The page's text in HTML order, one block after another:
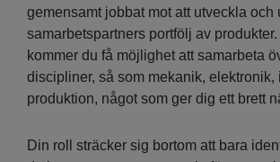
gemensamt jobbat mot att utveckla och
samarbetspartners portfölj av
kommer du få möjlighet att samarbeta
discipliner, så som mekanik, elektronik,
produktion, något som ger dig ett brett
Din roll sträcker sig bortom att bara